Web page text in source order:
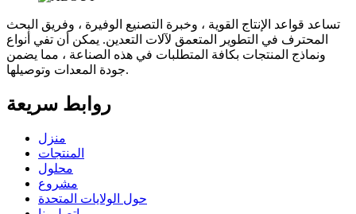
تساعد قواعد الإنتاج القوية ، وخبرة التصنيع الوفيرة ، وفريق البحث
المحترف في التطوير المتعمق لآلات التعدين. يمكن أن تفي أنواع
ونماذج المنتجات بكافة المتطلبات في هذه الصناعة ، مما يضمن
جودة المعدات وتوصيلها.
روابط سريعة
منزل
المنتجات
محلول
مشروع
حول الولايات المتحدة